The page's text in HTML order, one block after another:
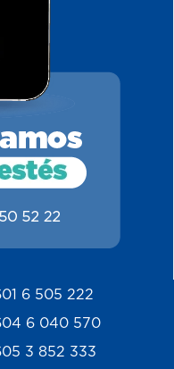
6 505 222
6 040 570
3 852 333